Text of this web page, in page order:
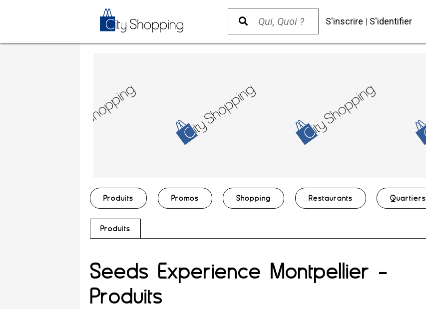
S'inscrire | S'identifier
Produits Promos Shopping Restaurants Quartiers
Produits
Seeds Experience Montpellier -
Produits